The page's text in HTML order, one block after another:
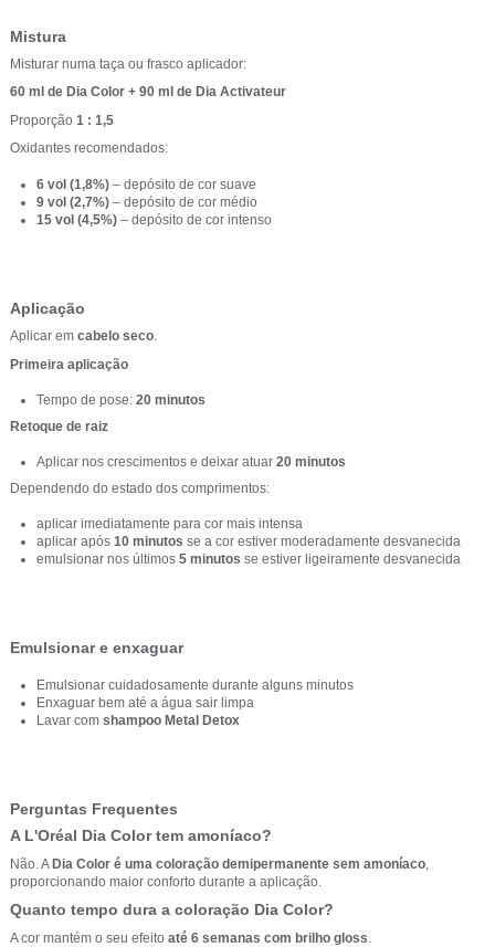
Mistura
Misturar numa taça ou frasco aplicador:
60 ml de Dia Color + 90 ml de Dia Activateur
Proporção 1 : 1,5
Oxidantes recomendados:
6 vol (1,8%) – depósito de cor suave
9 vol (2,7%) – depósito de cor médio
15 vol (4,5%) – depósito de cor intenso
Aplicação
Aplicar em cabelo seco.
Primeira aplicação
Tempo de pose: 20 minutos
Retoque de raiz
Aplicar nos crescimentos e deixar atuar 20 minutos
Dependendo do estado dos comprimentos:
aplicar imediatamente para cor mais intensa
aplicar após 10 minutos se a cor estiver moderadamente desvanecida
emulsionar nos últimos 5 minutos se estiver ligeiramente desvanecida
Emulsionar e enxaguar
Emulsionar cuidadosamente durante alguns minutos
Enxaguar bem até a água sair limpa
Lavar com shampoo Metal Detox
Perguntas Frequentes
A L'Oréal Dia Color tem amoníaco?
Não. A Dia Color é uma coloração demipermanente sem amoníaco,
proporcionando maior conforto durante a aplicação.
Quanto tempo dura a coloração Dia Color?
A cor mantém o seu efeito até 6 semanas com brilho gloss.